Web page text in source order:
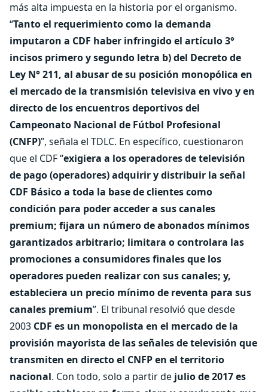
más alta impuesta en la historia por el organismo.
“Tanto el requerimiento como la demanda
imputaron a CDF haber infringido el artículo 3°
incisos primero y segundo letra b) del Decreto de
Ley N° 211, al abusar de su posición monopólica en
el mercado de la transmisión televisiva en vivo y en
directo de los encuentros deportivos del
Campeonato Nacional de Fútbol Profesional
(CNFP)”, señala el TDLC. En específico, cuestionaron
que el CDF “exigiera a los operadores de televisión
de pago (operadores) adquirir y distribuir la señal
CDF Básico a toda la base de clientes como
condición para poder acceder a sus canales
premium; fijara un número de abonados mínimos
garantizados arbitrario; limitara o controlara las
promociones a consumidores finales que los
operadores pueden realizar con sus canales; y,
estableciera un precio mínimo de reventa para sus
canales premium”. El tribunal resolvió que desde
2003 CDF es un monopolista en el mercado de la
provisión mayorista de las señales de televisión que
transmiten en directo el CNFP en el territorio
nacional. Con todo, solo a partir de julio de 2017 es